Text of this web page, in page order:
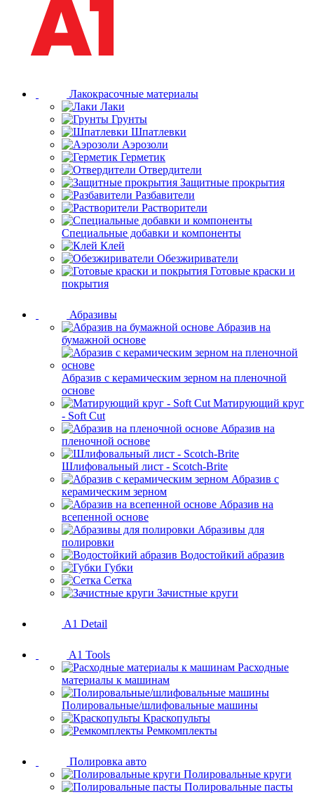
Лакокрасочные материалы
Лаки
Грунты
Шпатлевки
Аэрозоли
Герметик
Отвердители
Защитные прокрытия
Разбавители
Растворители
Специальные добавки и компоненты
Клей
Обезжириватели
Готовые краски и
покрытия
Абразивы
Абразив на
бумажной основе
Абразив с керамическим зерном на пленочной
основе
Матирующий круг
- Soft Cut
Абразив на
пленочной основе
Шлифовальный лист - Scotch-Brite
Абразив с
керамическим зерном
Абразив на
всепенной основе
Абразивы для
полировки
Водостойкий абразив
Губки
Сетка
Зачистные круги
A1 Detail
A1 Tools
Расходные
материалы к машинам
Полировальные/шлифовальные машины
Краскопульты
Ремкомплекты
Полировка авто
Полировальные круги
Полировальные пасты